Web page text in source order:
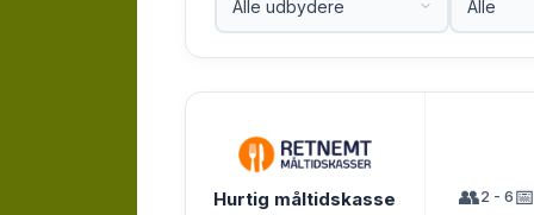
Hurtig måltidskasse 👥2 - 6📅